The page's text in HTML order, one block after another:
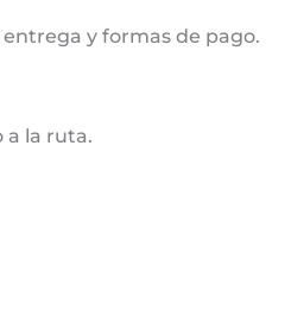
y formas de pago.
a la ruta.